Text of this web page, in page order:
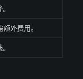
外费用。